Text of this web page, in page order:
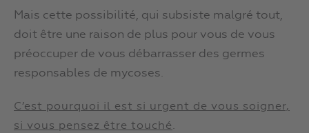
Mais cette possibilité, qui subsiste malgré tout,
doit être une raison de plus pour vous de vous
préoccuper de vous débarrasser des germes
responsables de mycoses.
C’est pourquoi il est si urgent de vous soigner,
si vous pensez être touché.